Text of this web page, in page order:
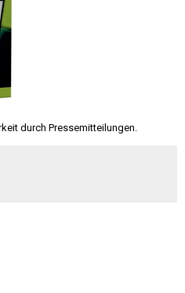
durch Pressemitteilungen.